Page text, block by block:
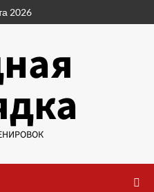
2026